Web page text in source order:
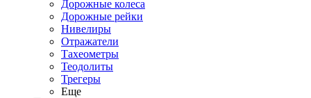
Дорожные колеса
Дорожные рейки
Нивелиры
Отражатели
Тахеометры
Теодолиты
Трегеры
Еще